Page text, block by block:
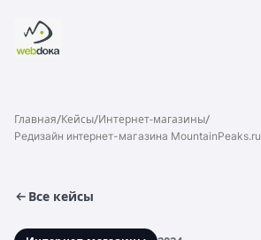
Главная/Кейсы/Интернет-магазины/
Редизайн интернет-магазина MountainPeaks.ru
Все кейсы